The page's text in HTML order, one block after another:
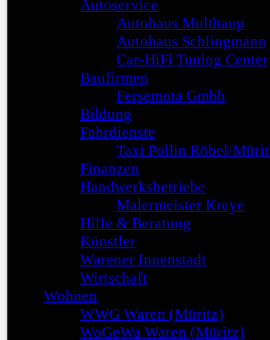
Autoservice
Autohaus Multhaup
Autohaus Schlingmann
Car-HiFi Tuning Center
Baufirmen
Fersemota Gmbh
Bildung
Fahrdienste
Taxi Pollin Röbel/
Finanzen
Handwerksbetriebe
Malermeister Kreye
Hilfe & Beratung
Künstler
Warener Innenstadt
Wirtschaft
Wohnen
WWG Waren (Müritz)
WoGeWa Waren (Müritz)